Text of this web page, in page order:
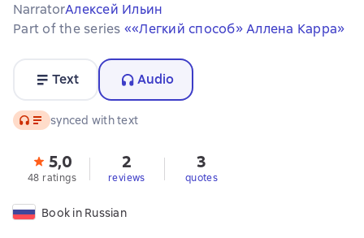
NarratorАлексей Ильин
Part of the series ««Легкий способ» Аллена Карра»
Text Audio
Audio synced with text
5,0
48 ratings
2
reviews
3
quotes
Book in Russian